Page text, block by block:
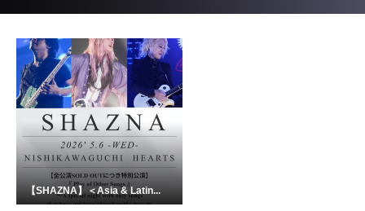
【SHAZNA】＜Asia & Latin...